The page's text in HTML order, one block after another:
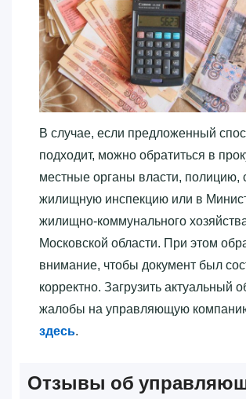
В случае, если предложенный
подходит, можно обратиться в
местные органы власти, полицию,
жилищную инспекцию или в
жилищно-коммунального
Московской области. При этом
внимание, чтобы документ был
корректно. Загрузить актуальный
жалобы на управляющую
здесь.
Отзывы об